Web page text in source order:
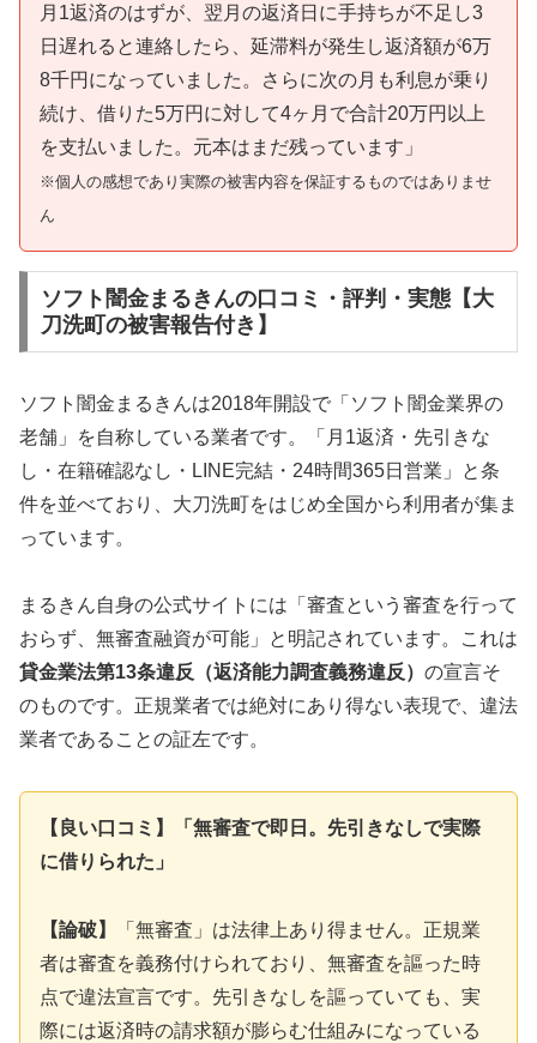
月1返済のはずが、翌月の返済日に手持ちが不足し3
日遅れると連絡したら、延滞料が発生し返済額が6万
8千円になっていました。さらに次の月も利息が乗り
続け、借りた5万円に対して4ヶ月で合計20万円以上
を支払いました。元本はまだ残っています」
※個人の感想であり実際の被害内容を保証するものではありませ
ん
ソフト闇金まるきんの口コミ・評判・実態【大
刀洗町の被害報告付き】
ソフト闇金まるきんは2018年開設で「ソフト闇金業界の
老舗」を自称している業者です。「月1返済・先引きな
し・在籍確認なし・LINE完結・24時間365日営業」と条
件を並べており、大刀洗町をはじめ全国から利用者が集ま
っています。
まるきん自身の公式サイトには「審査という審査を行って
おらず、無審査融資が可能」と明記されています。これは
貸金業法第13条違反（返済能力調査義務違反） の宣言そ
のものです。正規業者では絶対にあり得ない表現で、違法
業者であることの証左です。
【良い口コミ】「無審査で即日。先引きなしで実際
に借りられた」
【論破】
「無審査」は法律上あり得ません。正規業
者は審査を義務付けられており、無審査を謳った時
点で違法宣言です。先引きなしを謳っていても、実
際には返済時の請求額が膨らむ仕組みになっている